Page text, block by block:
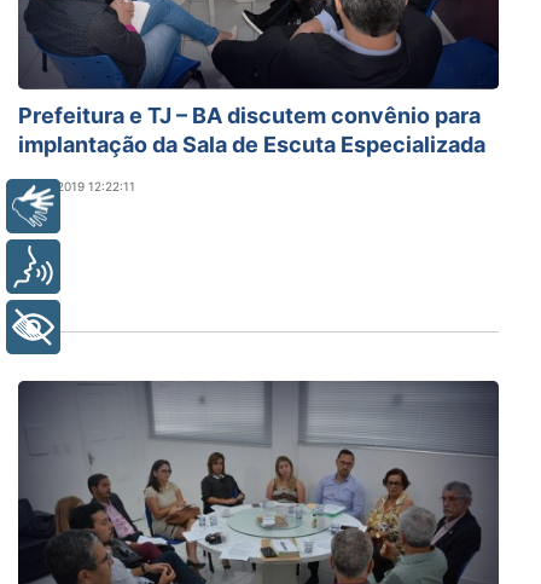
Prefeitura e TJ – BA discutem convênio para
implantação da Sala de Escuta Especializada
24/07/2019 12:22:11
+ Acessibilidade